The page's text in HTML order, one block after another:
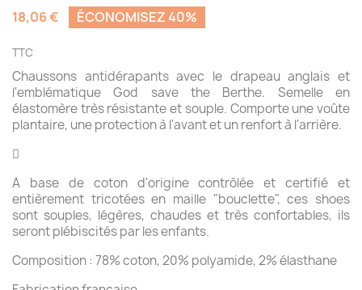
18,06 €
ÉCONOMISEZ 40%
TTC
Chaussons antidérapants avec le drapeau anglais et
l'emblématique God save the Berthe. Semelle en
élastomère très résistante et souple. Comporte une voûte
plantaire, une protection à l'avant et un renfort à l'arrière.

A base de coton d'origine contrôlée et certifié et
entièrement tricotées en maille "bouclette", ces shoes
sont souples, légères, chaudes et très confortables, ils
seront plébiscités par les enfants.
Composition : 78% coton, 20% polyamide, 2% élasthane